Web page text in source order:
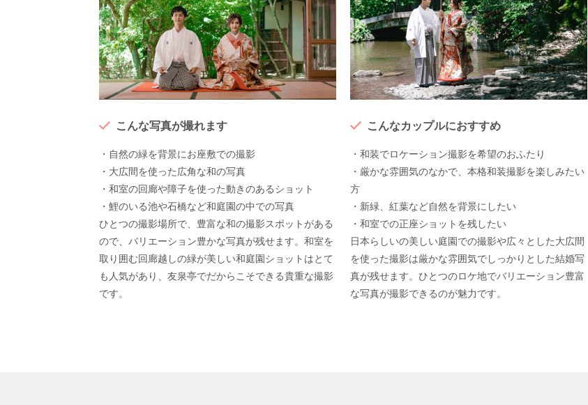
こんな写真が撮れます
・自然の緑を背景にお座敷での撮影
・大広間を使った広角な和の写真
・和室の回廊や障子を使った動きのあるショット
・鯉のいる池や石橋など和庭園の中での写真
ひとつの撮影場所で、豊富な和の撮影スポットがある
ので、バリエーション豊かな写真が残せます。和室を
取り囲む回廊越しの緑が美しい和庭園ショットはとて
も人気があり、友泉亭でだからこそできる貴重な撮影
です。
こんなカップルにおすすめ
・和装でロケーション撮影を希望のおふたり
・厳かな雰囲気のなかで、本格和装撮影を楽しみたい
方
・新緑、紅葉など自然を背景にしたい
・和室での正座ショットを残したい
日本らしいの美しい庭園での撮影や広々とした大広間
を使った撮影は厳かな雰囲気でしっかりとした結婚写
真が残せます。ひとつのロケ地でバリエーション豊富
な写真が撮影できるのが魅力です。